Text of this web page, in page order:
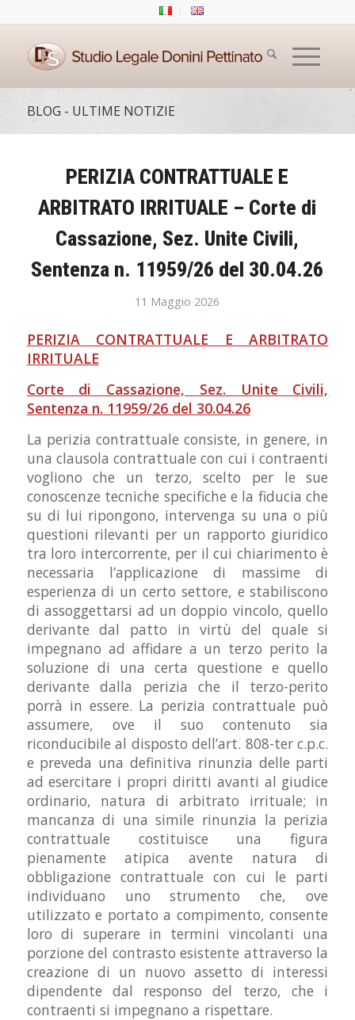
BLOG - ULTIME NOTIZIE
PERIZIA CONTRATTUALE E
ARBITRATO IRRITUALE – Corte di
Cassazione, Sez. Unite Civili,
Sentenza n. 11959/26 del 30.04.26
11 Maggio 2026
PERIZIA CONTRATTUALE E ARBITRATO
IRRITUALE
Corte di Cassazione, Sez. Unite Civili,
Sentenza n. 11959/26 del 30.04.26
La perizia contrattuale consiste, in genere, in
una clausola contrattuale con cui i contraenti
vogliono che un terzo, scelto per le sue
conoscenze tecniche specifiche e la fiducia che
su di lui ripongono, intervenga su una o più
questioni rilevanti per un rapporto giuridico
tra loro intercorrente, per il cui chiarimento è
necessaria l’applicazione di massime di
esperienza di un certo settore, e stabiliscono
di assoggettarsi ad un doppio vincolo, quello
derivante dal patto in virtù del quale si
impegnano ad affidare a un terzo perito la
soluzione di una certa questione e quello
derivante dalla perizia che il terzo-perito
porrà in essere. La perizia contrattuale può
assumere, ove il suo contenuto sia
riconducibile al disposto dell’art. 808-ter c.p.c.
e preveda una definitiva rinunzia delle parti
ad esercitare i propri diritti avanti al giudice
ordinario, natura di arbitrato irrituale; in
mancanza di una simile rinunzia la perizia
contrattuale costituisce una figura
pienamente atipica avente natura di
obbligazione contrattuale con cui le parti
individuano uno strumento che, ove
utilizzato e portato a compimento, consente
loro di superare in termini vincolanti una
porzione del contrasto esistente attraverso la
creazione di un nuovo assetto di interessi
dipendente dal responso del terzo, che i
contraenti si impegnano a rispettare.